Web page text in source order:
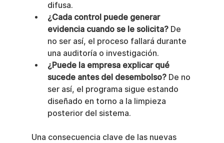
difusa.
¿Cada control puede generar
evidencia cuando se le solicita? De
no ser así, el proceso fallará durante
una auditoría o investigación.
¿Puede la empresa explicar qué
sucede antes del desembolso? De no
ser así, el programa sigue estando
diseñado en torno a la limpieza
posterior del sistema.
Una consecuencia clave de las nuevas